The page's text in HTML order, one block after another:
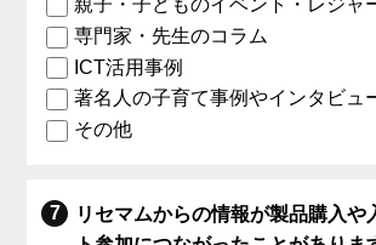
親子・子どものイベント・レジャ
専門家・先生のコラム
ICT活用事例
著名人の子育て事例やインタビュ
その他
リセマムからの情報が製品購入や